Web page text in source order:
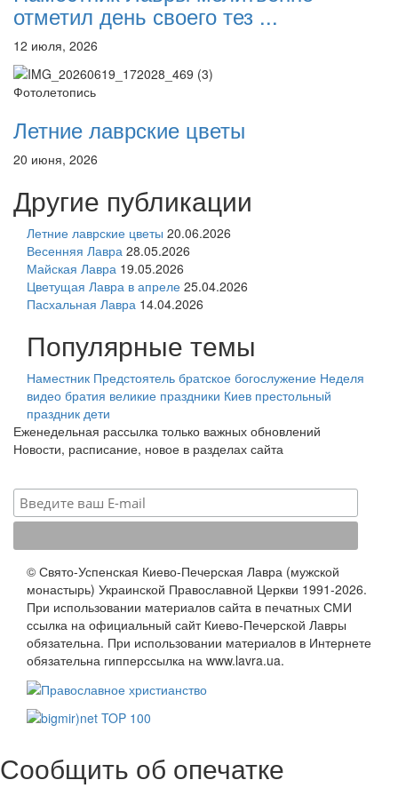
отметил день своего тез ...
12 июля, 2026
Фотолетопись
Летние лаврские цветы
20 июня, 2026
Другие публикации
Летние лаврские цветы 20.06.2026
Весенняя Лавра 28.05.2026
Майская Лавра 19.05.2026
Цветущая Лавра в апреле 25.04.2026
Пасхальная Лавра 14.04.2026
Популярные темы
Наместник Предстоятель братское богослужение Неделя
видео братия великие праздники Киев престольный
праздник дети
Еженедельная рассылка только важных обновлений
Новости, расписание, новое в разделах сайта
© Свято-Успенская Киево-Печерская Лавра (мужской
монастырь) Украинской Православной Церкви 1991-2026.
При использовании материалов сайта в печатных СМИ
ссылка на официальный сайт Киево-Печерской Лавры
обязательна. При использовании материалов в Интернете
обязательна гипперссылка на www.lavra.ua.
Сообщить об опечатке